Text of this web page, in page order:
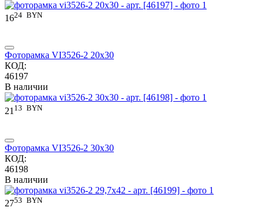
1624 BYN
Фоторамка VI3526-2 20x30
КОД:
46197
В наличии
21 13 BYN
Фоторамка VI3526-2 30x30
КОД:
46198
В наличии
2753 BYN